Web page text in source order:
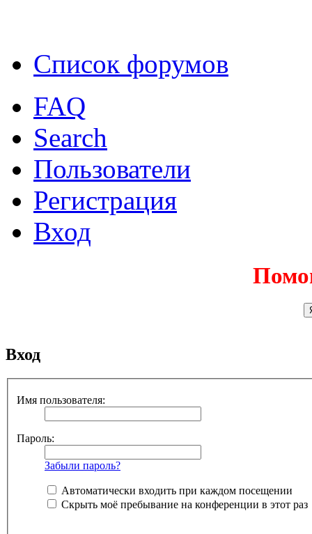
Список форумов
FAQ
Search
Пользователи
Регистрация
Вход
Вход
Имя пользователя:
Пароль:
Забыли пароль?
Автоматически входить при каждом посещении
Скрыть моё пребывание на конференции в этот раз